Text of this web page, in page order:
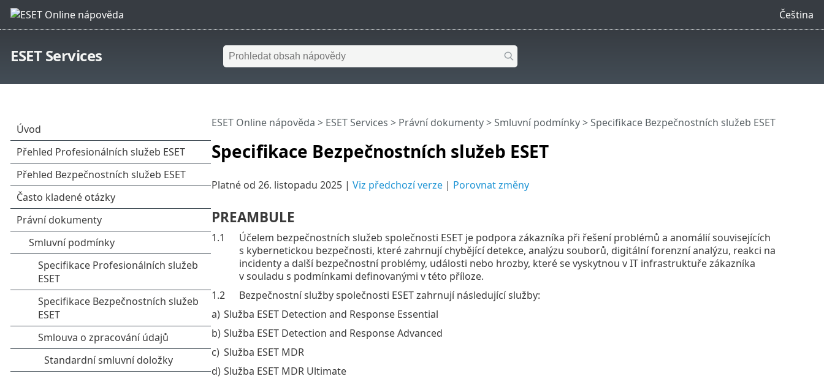
Čeština
ESET Services
Specifikace Bezpečnostních služeb ESET
ESET Online nápověda > ESET Services > Právní dokumenty>Smluvní podmínky> Specifikace Bezpečnostních služeb ESET
Platné od 26. listopadu 2025 | Viz předchozí verze| Porovnat změny
PREAMBULE
1.1
Účelem bezpečnostních služeb společnosti ESET je podpora zákazníka při řešení problémů a anomálií souvisejících
s kybernetickou bezpečnosti, které zahrnují chybějící detekce, analýzu souborů, digitální forenzní analýzu, reakci na
incidenty a další bezpečnostní problémy, události nebo hrozby, které se vyskytnou v IT infrastruktuře zákazníka
v souladu s podmínkami definovanými v této příloze.
1.2
Bezpečnostní služby společnosti ESET zahrnují následující služby:
a) Služba ESET Detection and Response Essential
b) Služba ESET Detection and Response Advanced
c) Služba ESET MDR
d) Služba ESET MDR Ultimate